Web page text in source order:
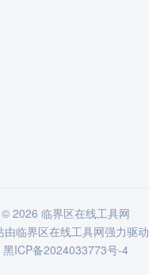
© 2026 临界区在线工具网
由临界区在线工具网强力驱动
黑ICP备2024033773号-4